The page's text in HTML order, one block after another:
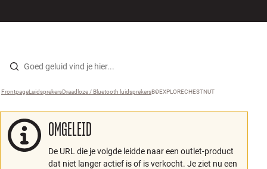
Skip to content
Luidsprekers
Koptelefoons
Surround
Frontpage ›
Luidsprekers ›
Draadloze / Bluetooth luidsprekers ›
BOEXPLORECHESTNUT
OMGELEID
De URL die je volgde leidde naar een outlet-product
dat niet langer actief is of is verkocht. Je ziet nu een